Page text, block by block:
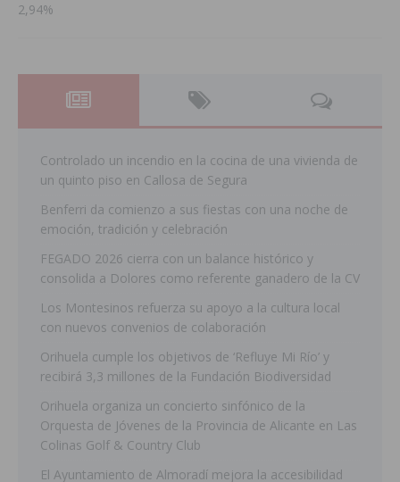
2,94%
Controlado un incendio en la cocina de una vivienda de
un quinto piso en Callosa de Segura
Benferri da comienzo a sus fiestas con una noche de
emoción, tradición y celebración
FEGADO 2026 cierra con un balance histórico y
consolida a Dolores como referente ganadero de la CV
Los Montesinos refuerza su apoyo a la cultura local
con nuevos convenios de colaboración
Orihuela cumple los objetivos de ‘Refluye Mi Río’ y
recibirá 3,3 millones de la Fundación Biodiversidad
Orihuela organiza un concierto sinfónico de la
Orquesta de Jóvenes de la Provincia de Alicante en Las
Colinas Golf & Country Club
El Ayuntamiento de Almoradí mejora la accesibilidad